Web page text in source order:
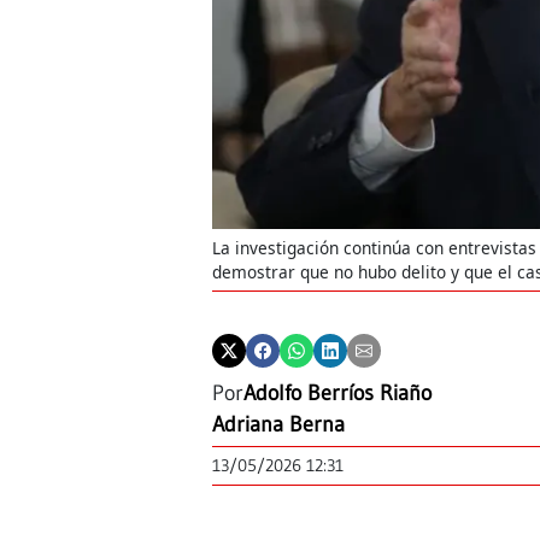
La investigación continúa con
demostrar que no hubo delito y que el
PorAdolfo Berríos Riaño
Adriana Berna
13/05/2026 12:31